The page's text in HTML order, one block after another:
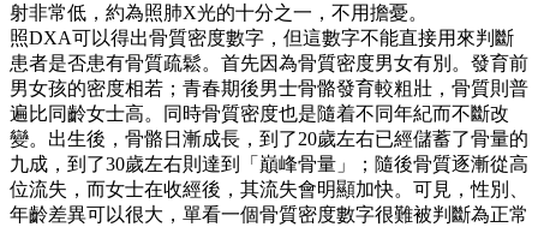
射非常低，約為照肺X光的十分之一，不用擔憂。
照DXA可以得出骨質密度數字，但這數字不能直接用來判斷
患者是否患有骨質疏鬆。首先因為骨質密度男女有別。發育前
男女孩的密度相若；青春期後男士骨骼發育較粗壯，骨質則普
遍比同齡女士高。同時骨質密度也是隨着不同年紀而不斷改
變。出生後，骨骼日漸成長，到了20歲左右已經儲蓄了骨量的
九成，到了30歲左右則達到「巔峰骨量」；隨後骨質逐漸從高
位流失，而女士在收經後，其流失會明顯加快。可見，性別、
年齡差異可以很大，單看一個骨質密度數字很難被判斷為正常